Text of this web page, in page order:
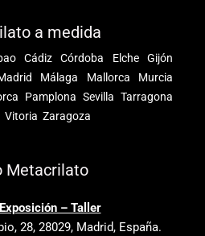
a medida
Cádiz Córdoba Elche
Gijón
Málaga Mallorca
Murcia
Pamplona Sevilla Tarragona
Vitoria Zaragoza
Metacrilato
– Taller
28, 28029, Madrid, España.